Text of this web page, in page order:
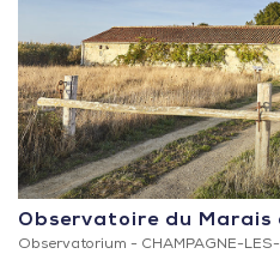
Observatoire du Marais
Observatorium - CHAMPAGNE-